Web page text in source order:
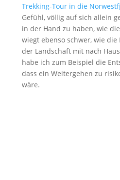
Trekking-Tour in die
Gefühl, völlig auf sich allein
in der Hand zu haben, wie
wiegt ebenso schwer, wie die
der Landschaft mit nach
habe ich zum Beispiel die
dass ein Weitergehen zu
wäre.